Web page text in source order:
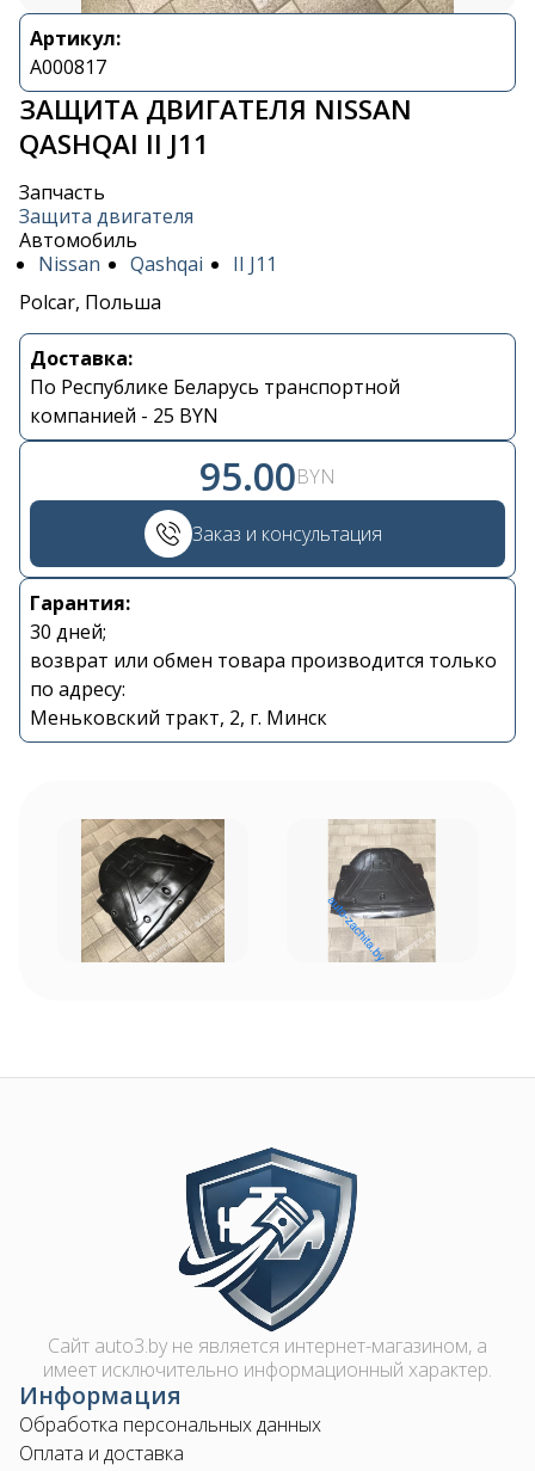
Артикул:
A000817
ЗАЩИТА ДВИГАТЕЛЯ NISSAN
QASHQAI II J11
Запчасть
Защита двигателя
Автомобиль
Nissan
Qashqai
II J11
Polcar, Польша
Доставка:
По Республике Беларусь транспортной
компанией - 25 BYN
95.00BYN
Заказ и консультация
Гарантия:
30 дней;
возврат или обмен товара производится только
по адресу:
Меньковский тракт, 2, г. Минск
Контакты
+375 29 870 15 80
Viber
shupik21@bk.ru
Image
Сайт auto3.by не является интернет-магазином, а
имеет исключительно информационный характер.
Информация
Обработка персональных данных
Оплата и доставка